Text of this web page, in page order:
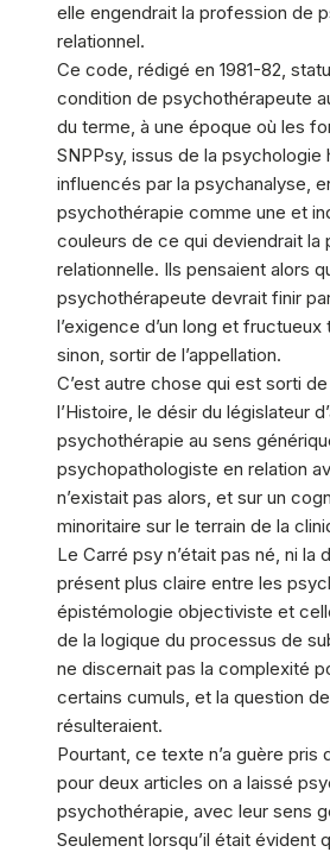
elle engendrait la profession de
relationnel.
Ce code, rédigé en 1981-82,
condition de psychothérapeute
du terme, à une époque où les
SNPPsy, issus de la psychologie
influencés par la psychanalyse,
psychothérapie comme une et
couleurs de ce qui deviendrait la
relationnelle. Ils pensaient alors
psychothérapeute devrait finir
l’exigence d’un long et fructueux
sinon, sortir de l’appellation.
C’est autre chose qui est sorti
l’Histoire, le désir du législateur
psychothérapie au sens
psychopathologiste en relation
n’existait pas alors, et sur un
minoritaire sur le terrain de la
Le Carré psy n’était pas né, ni la
présent plus claire entre les
épistémologie objectiviste et
de la logique du processus de
ne discernait pas la complexité
certains cumuls, et la question
résulteraient.
Pourtant, ce texte n’a guère pris
pour deux articles on a laissé
psychothérapie, avec leur sens
Seulement lorsqu’il était évident